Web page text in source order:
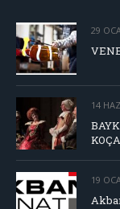
29
14
19